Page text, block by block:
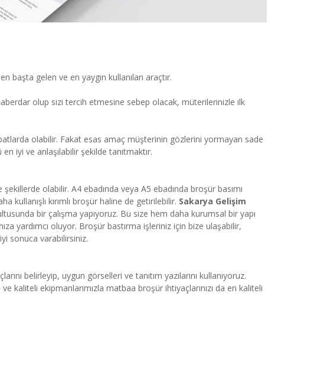
başta gelen ve en yaygın kullanılan araçtır.
olup sizi tercih etmesine sebep olacak, müterilerinizle ilk
olabilir. Fakat esas amaç müşterinin gözlerini yormayan sade
iyi ve anlaşılabilir şekilde tanıtmaktır.
olabilir. A4 ebadında veya A5 ebadında broşür basımı
kullanışlı kırımlı broşür haline de getirilebilir. Sakarya Gelişim
bir çalışma yapıyoruz. Bu size hem daha kurumsal bir yapı
yardımcı oluyor. Broşür bastırma işleriniz için bize ulaşabilir,
sonuca varabilirsiniz.
belirleyip, uygun görselleri ve tanıtım yazılarını kullanıyoruz.
ekipmanlarımızla matbaa broşür ihtiyaçlarınızı da en kaliteli